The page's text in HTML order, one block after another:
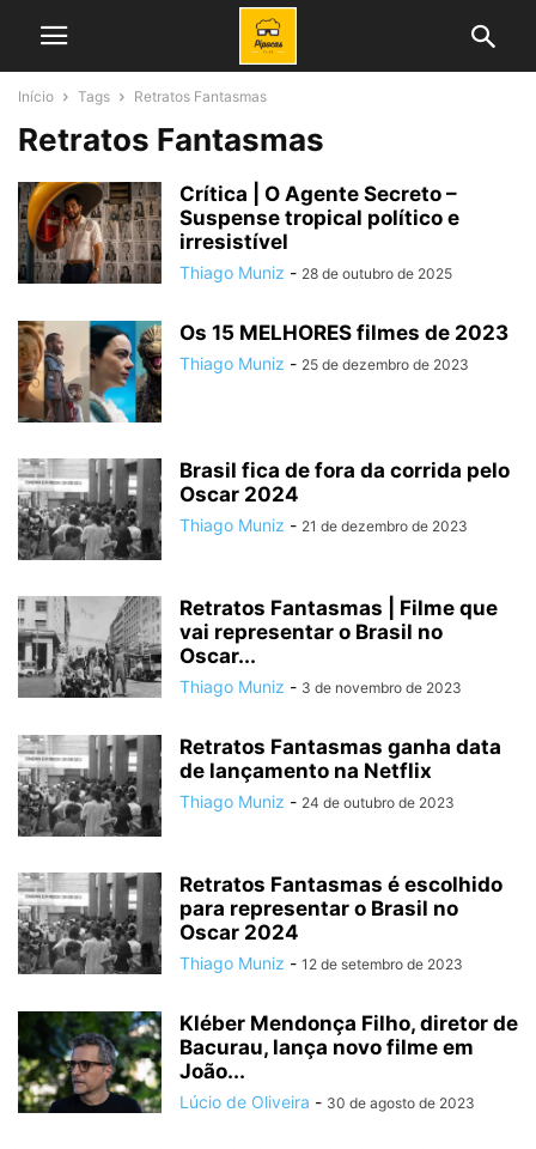
Início Tags Retratos Fantasmas
Retratos Fantasmas
Crítica | O Agente Secreto –
Suspense tropical político e
irresistível
Thiago Muniz - 28 de outubro de 2025
Os 15 MELHORES filmes de 2023
Thiago Muniz - 25 de dezembro de 2023
Brasil fica de fora da corrida pelo
Oscar 2024
Thiago Muniz - 21 de dezembro de 2023
Retratos Fantasmas | Filme que
vai representar o Brasil no
Oscar...
Thiago Muniz - 3 de novembro de 2023
Retratos Fantasmas ganha data
de lançamento na Netflix
Thiago Muniz - 24 de outubro de 2023
Retratos Fantasmas é escolhido
para representar o Brasil no
Oscar 2024
Thiago Muniz - 12 de setembro de 2023
Kléber Mendonça Filho, diretor de
Bacurau, lança novo filme em
João...
Lúcio de Oliveira - 30 de agosto de 2023